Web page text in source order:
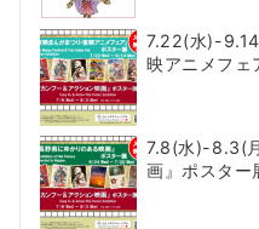
7.22(水)-
映アニメフェ
7.8(水)-8.3(
画』ポスター